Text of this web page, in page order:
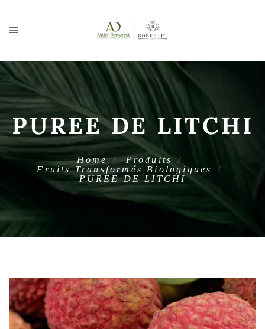
PUREE DE LITCHI
Home
Produits
Fruits Transformés Biologiques
PUREE DE LITCHI